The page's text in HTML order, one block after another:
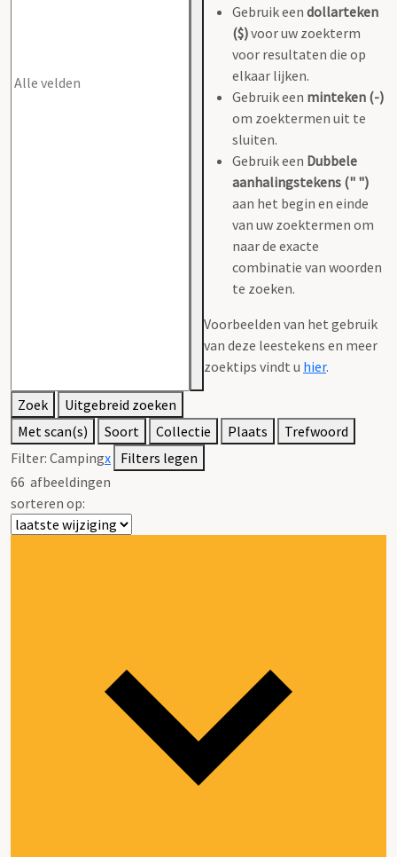
Gebruik een dollarteken
($)voor uw zoekterm
voor resultaten die op
elkaar lijken.
Gebruik een minteken (-)
om zoektermen uit te
sluiten.
Gebruik een Dubbele
aanhalingstekens (" ")
aan het begin en einde
van uw zoektermen om
naar de exacte
combinatie van woorden
te zoeken.
Voorbeelden van het gebruik
van deze leestekens en meer
zoektips vindt u hier.
Zoek
Uitgebreid zoeken
Met scan(s)
Soort Collectie Plaats
Trefwoord
Filter: Campingx Filters legen
66 afbeeldingen
sorteren op: